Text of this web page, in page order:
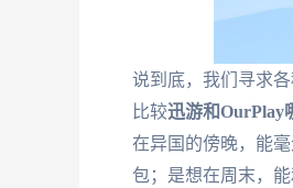
说到底，我们寻求
比较迅游和OurPlay
在异国的傍晚，能
包；是想在周末，